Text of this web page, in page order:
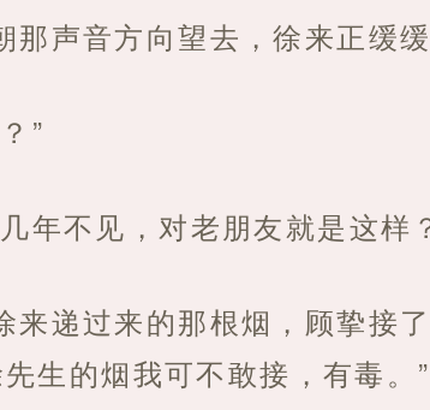
那声音方向望去，徐来正缓缓
”
年不见，对老朋友就是这样
来递过来的那根烟，顾挚接
生的烟我可不敢接，有毒。”